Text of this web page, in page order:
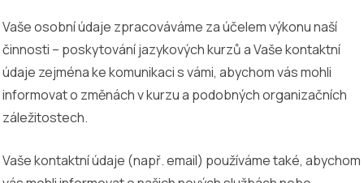
Vaše osobní údaje zpracováváme za účelem výkonu naší
činnosti – poskytování jazykových kurzů a Vaše kontaktní
údaje zejména ke komunikaci s vámi, abychom vás mohli
informovat o změnách v kurzu a podobných organizačních
záležitostech.
Vaše kontaktní údaje (např. email) používáme také, abychom